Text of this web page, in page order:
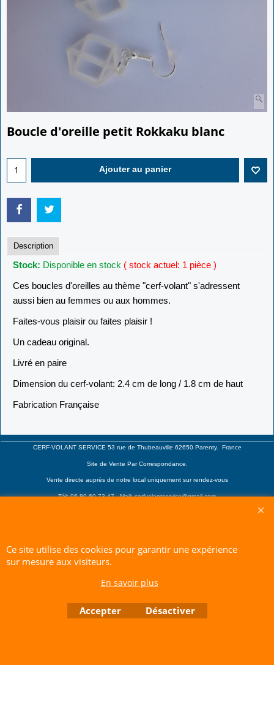
Boucle d'oreille petit Rokkaku blanc
Description
Stock:Disponible en stock( stock actuel: 1 pièce )
Ces boucles d'oreilles au thème "cerf-volant" s'adressent
aussi bien au femmes ou aux hommes.
Faites-vous plaisir ou faites plaisir !
Un cadeau original.
Livré en paire
Dimension du cerf-volant: 2.4 cm de long / 1.8 cm de haut
CERF-VOLANT SERVICE 53 rue de Thubeauville 62650 Parenty. France
Site de Vente Par Correspondance.
Vente directe auprès de notre local uniquement sur rendez-vous
Tél: 06 80 60 73 47 Mail:cerfvolantservice@gmail.com
Ce site utilise des cookies pour garantir une expérience
sur mesure aux visiteurs.
En savoir plus
Accepter Désactiver